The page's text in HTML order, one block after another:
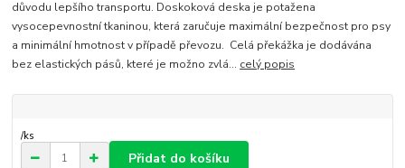
důvodu lepšího transportu. Doskoková deska je potažena
vysocepevnostní tkaninou, která zaručuje maximální bezpečnost pro psy
a minimální hmotnost v případě převozu. Celá překážka je dodávána
bez elastických pásů, které je možno zvlá... celý popis
/ks
Přidat do košíku